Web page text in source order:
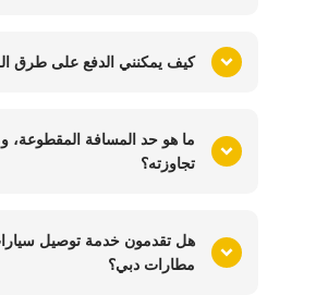
كيف يمكنني الدفع على طرق
ما هو حد المسافة المقطوعة،
تجاوزته؟
هل تقدمون خدمة توصيل
مطارات دبي؟